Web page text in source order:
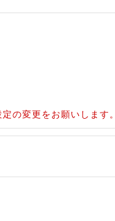
の変更をお願いします。